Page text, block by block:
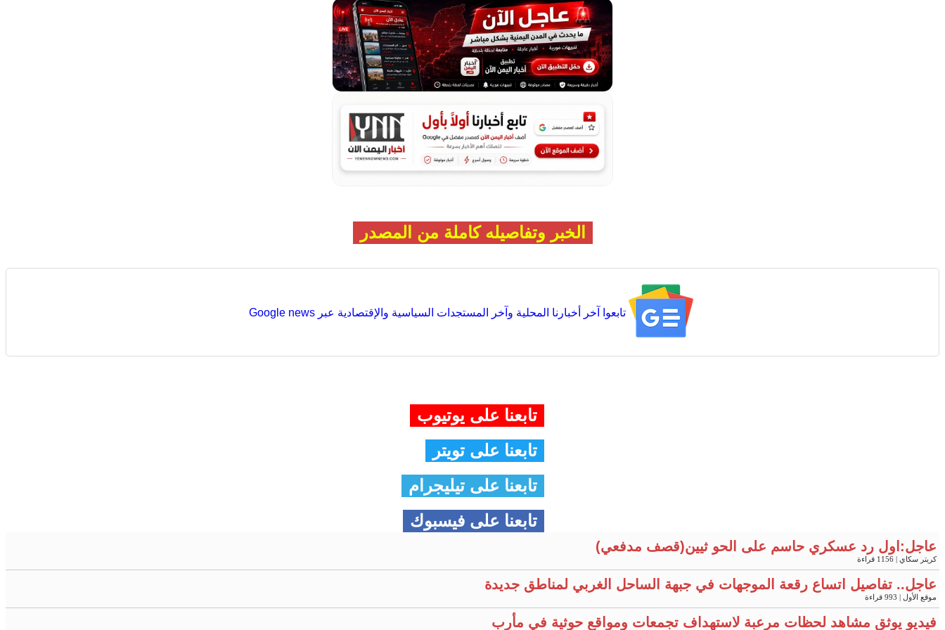
الخبر وتفاصيله كاملة من المصدر
تابعوا آخر أخبارنا المحلية وآخر المستجدات السياسية والإقتصادية عبر Google news
تابعنا على يوتيوب
تابعنا على تويتر
تابعنا على تيليجرام
تابعنا على فيسبوك
عاجل:اول رد عسكري حاسم على الحو ثيين(قصف مدفعي)
كريتر سكاي | 1156 قراءة
عاجل.. تفاصيل اتساع رقعة الموجهات في جبهة الساحل الغربي لمناطق جديدة
موقع الأول | 993 قراءة
فيديو يوثق مشاهد لحظات مرعبة لاستهداف تجمعات ومواقع حوثية في مأرب